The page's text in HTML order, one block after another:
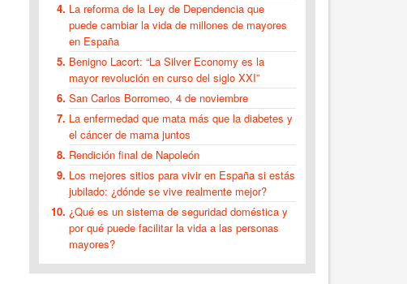
La reforma de la Ley de Dependencia que
puede cambiar la vida de millones de mayores
en España
Benigno Lacort: “La Silver Economy es la
mayor revolución en curso del siglo XXI”
San Carlos Borromeo, 4 de noviembre
La enfermedad que mata más que la diabetes y
el cáncer de mama juntos
Rendición final de Napoleón
Los mejores sitios para vivir en España si estás
jubilado: ¿dónde se vive realmente mejor?
¿Qué es un sistema de seguridad doméstica y
por qué puede facilitar la vida a las personas
mayores?